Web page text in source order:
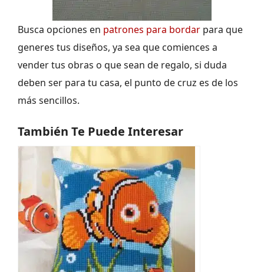
Busca opciones en patrones para bordar para que
generes tus diseños, ya sea que comiences a
vender tus obras o que sean de regalo, si duda
deben ser para tu casa, el punto de cruz es de los
más sencillos.
También Te Puede Interesar